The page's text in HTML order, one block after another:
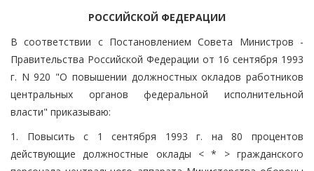
РОССИЙСКОЙ ФЕДЕРАЦИИ
В соответствии с Постановлением Совета Министров -
Правительства Российской Федерации от 16 сентября 1993
г. N 920 "О повышении должностных окладов работников
центральных органов федеральной исполнительной
власти" приказываю:
1. Повысить с 1 сентября 1993 г. на 80 процентов
действующие должностные оклады < * > гражданского